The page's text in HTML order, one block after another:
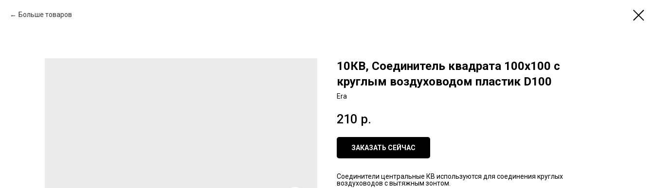
Больше товаров
10КВ, Соединитель квадрата 100х100 с
круглым воздуховодом пластик D100
Era
210 р.
ЗАКАЗАТЬ СЕЙЧАС
Соединители центральные КВ используются для соединения круглых
воздуховодов с вытяжным зонтом.